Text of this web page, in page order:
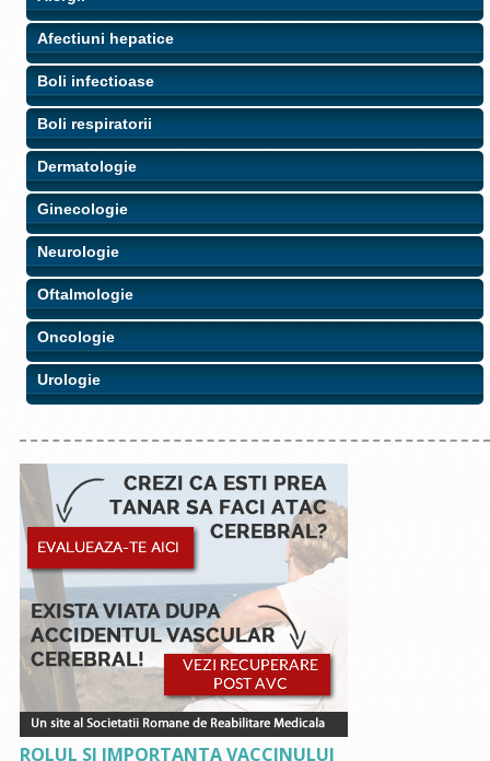
Afectiuni hepatice
Boli infectioase
Boli respiratorii
Dermatologie
Ginecologie
Neurologie
Oftalmologie
Oncologie
Urologie
ROLUL SI IMPORTANTA VACCINULUI